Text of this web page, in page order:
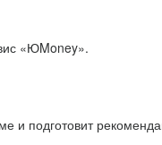
«ЮMoney».
и подготовит